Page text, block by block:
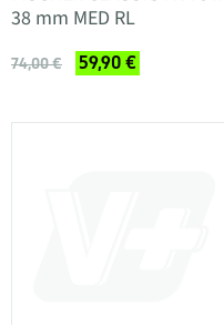
38 mm MED RL
74,00 € 59,90 €